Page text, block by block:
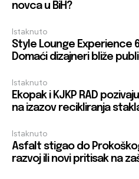
novca u BiH?
Istaknuto
Style Lounge Experience
Domaći dizajneri bliže
Istaknuto
Ekopak i KJKP RAD
na izazov recikliranja
Istaknuto
Asfalt stigao do
razvoj ili novi pritisak na